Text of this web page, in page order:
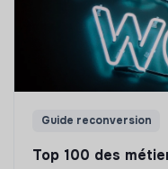
Guide reconversion
Top 100 des